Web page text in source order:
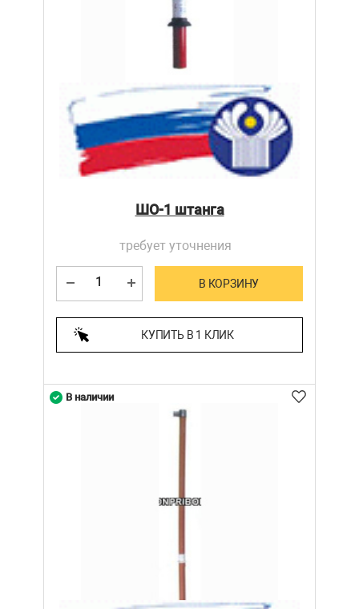
ШО-1 штанга
требует уточнения
В КОРЗИНУ
КУПИТЬ В 1 КЛИК
В наличии